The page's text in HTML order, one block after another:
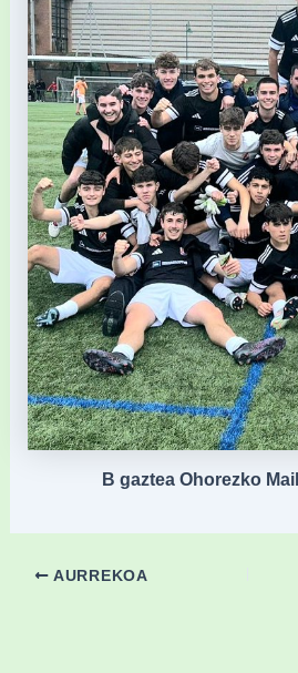
B gaztea Ohorezko
AURREKOA